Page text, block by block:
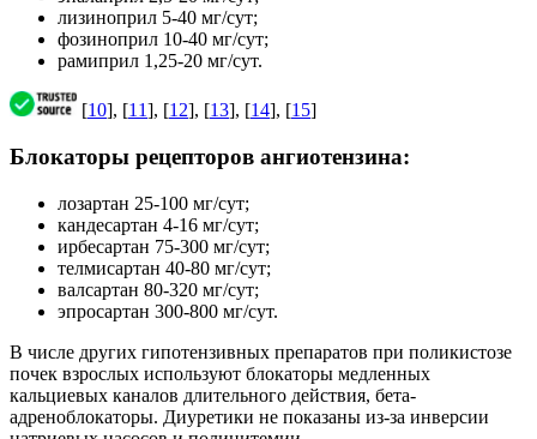
лизиноприл 5-40 мг/сут;
фозиноприл 10-40 мг/сут;
рамиприл 1,25-20 мг/сут.
[10], [11], [12], [13], [14], [15]
Блокаторы рецепторов ангиотензина:
лозартан 25-100 мг/сут;
кандесартан 4-16 мг/сут;
ирбесартан 75-300 мг/сут;
телмисартан 40-80 мг/сут;
валсартан 80-320 мг/сут;
эпросартан 300-800 мг/сут.
В числе других гипотензивных препаратов при поликистозе
почек взрослых используют блокаторы медленных
кальциевых каналов длительного действия, бета-
адреноблокаторы. Диуретики не показаны из-за инверсии